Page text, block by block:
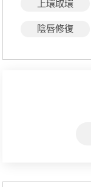
上環取環
陰唇修復